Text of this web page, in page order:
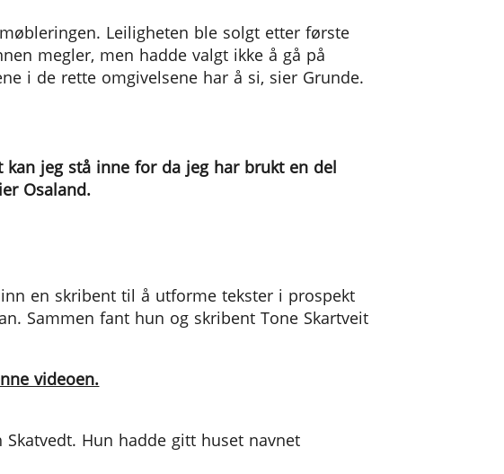
Leiligheten ble solgt etter første
megler, men hadde valgt ikke å gå på
i de rette omgivelsene har å si, sier Grunde.
jeg stå inne for da jeg har brukt en del
Osaland.
en skribent til å utforme tekster i prospekt
Sammen fant hun og skribent Tone Skartveit
videoen.
Hun hadde gitt huset navnet